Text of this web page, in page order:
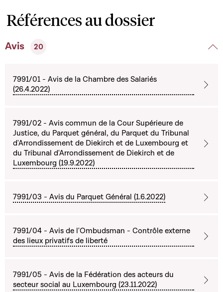
Références au dossier
Avis 20
7991/01 - Avis de la Chambre des Salariés
(26.4.2022)
7991/02 - Avis commun de la Cour Supérieure de
Justice, du Parquet général, du Parquet du Tribunal
d'Arrondissement de Diekirch et de Luxembourg et
du Tribunal d'Arrondissement de Diekirch et de
Luxembourg (19.9.2022)
7991/03 - Avis du Parquet Général (1.6.2022)
7991/04 - Avis de l'Ombudsman - Contrôle externe
des lieux privatifs de liberté
7991/05 - Avis de la Fédération des acteurs du
secteur social au Luxembourg (23.11.2022)